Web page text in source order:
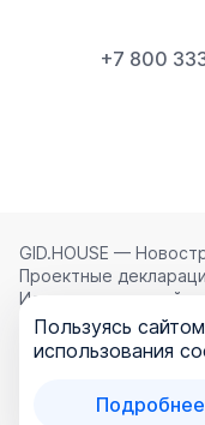
+7 800
GID.HOUSE —
Проектные
Использование сайта
соглашением
,
Политикой
ООО
Пользуясь
использования
Подробнее